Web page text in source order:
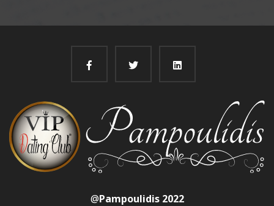
@Pampoulidis 2022